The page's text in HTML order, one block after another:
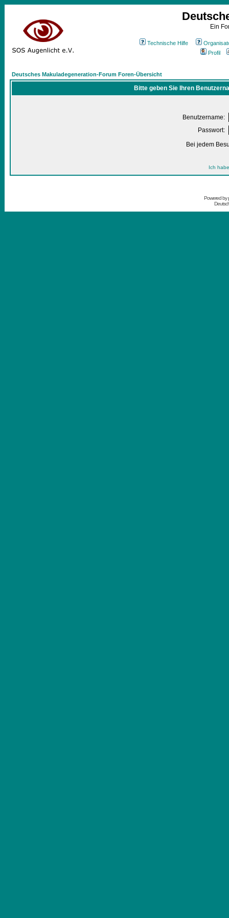
Ein
Technische Hilfe
Profil
Deutsches Makuladegeneration-Forum Foren-Übersicht
Bitte geben Sie Ihren
Benutzername:
Passwort:
Bei jedem
Ich
Powered by